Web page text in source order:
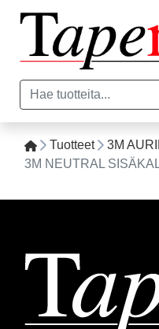
Tuotteet
3M
3M NEUTRAL